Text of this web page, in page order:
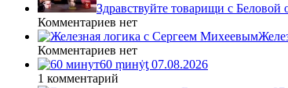
Здравствуйте товарищи с Беловой
Комментариев нет
Комментариев нет
60 ṃинẏƫ 07.08.2026
1 комментарий